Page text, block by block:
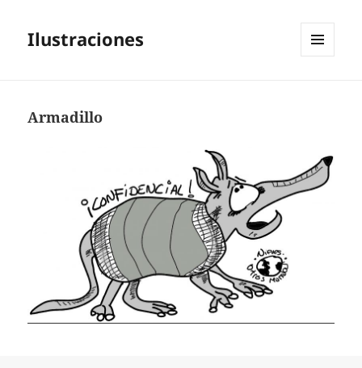
Ilustraciones
Armadillo